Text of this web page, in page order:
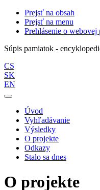
Prejsť na obsah
Prejsť na menu
Prehlásenie o webovej
Súpis pamiatok -
CS
SK
EN
Úvod
Vyhľadávanie
Výsledky
O projekte
Odkazy
Stalo sa dnes
O projekte